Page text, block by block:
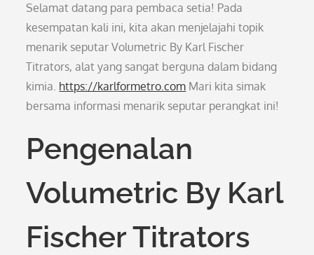
Selamat datang para pembaca setia! Pada
kesempatan kali ini, kita akan menjelajahi topik
menarik seputar Volumetric By Karl Fischer
Titrators, alat yang sangat berguna dalam bidang
kimia. https://karlformetro.com Mari kita simak
bersama informasi menarik seputar perangkat ini!
Pengenalan
Volumetric By Karl
Fischer Titrators